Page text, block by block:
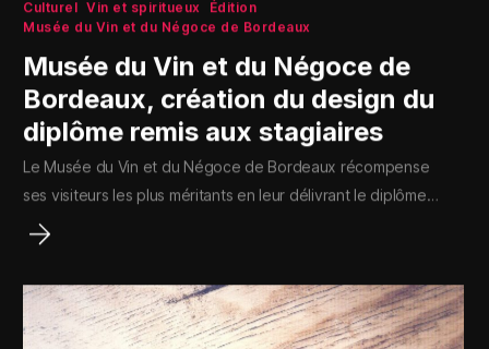
Culturel Vin et spiritueux
Édition
Musée du Vin et du Négoce de Bordeaux
Musée du Vin et du Négoce de
Bordeaux, création du design du
diplôme remis aux stagiaires
Le Musée du Vin et du Négoce de Bordeaux récompense
ses visiteurs les plus méritants en leur délivrant le diplôme…